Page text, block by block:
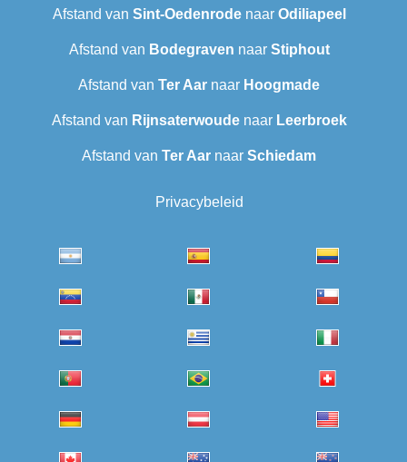
Afstand van Sint-Oedenrodenaar Odiliapeel
Afstand van Bodegraven naar Stiphout
Afstand van Ter Aar naar Hoogmade
Afstand van Rijnsaterwoudenaar Leerbroek
Afstand van Ter Aar‎ naar Schiedam
Privacybeleid